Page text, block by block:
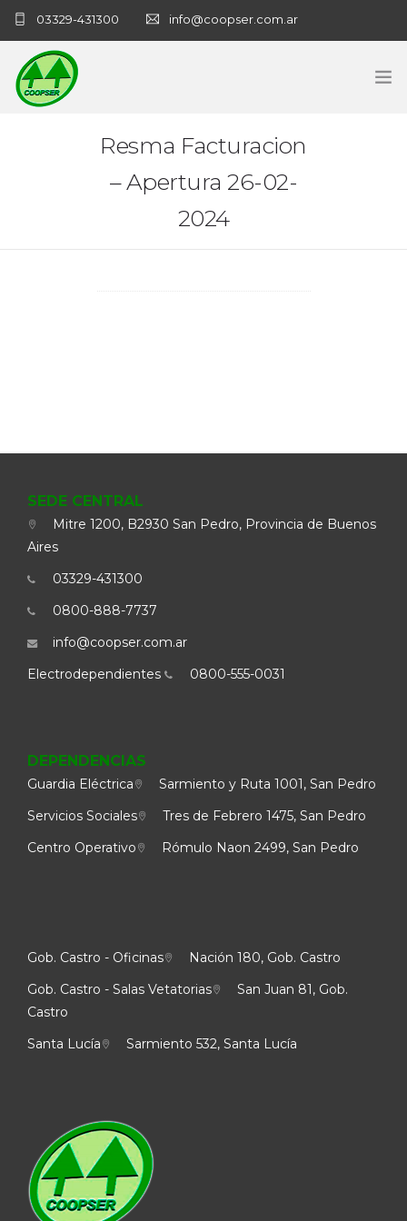
03329-431300 info@coopser.com.ar
Resma Facturacion
– Apertura 26-02-
2024
SEDE CENTRAL
Mitre 1200, B2930 San Pedro, Provincia de Buenos
Aires
03329-431300
0800-888-7737
info@coopser.com.ar
Electrodependientes
0800-555-0031
DEPENDENCIAS
Guardia Eléctrica
Sarmiento y Ruta 1001, San Pedro
Servicios Sociales
Tres de Febrero 1475, San Pedro
Centro Operativo
Rómulo Naon 2499, San Pedro
Gob. Castro - Oficinas
Nación 180, Gob. Castro
Gob. Castro - Salas Vetatorias
San Juan 81, Gob.
Castro
Santa Lucía
Sarmiento 532, Santa Lucía